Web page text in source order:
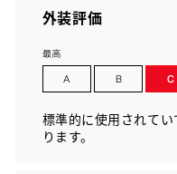
外装評価
標準的に使用されて
ります。